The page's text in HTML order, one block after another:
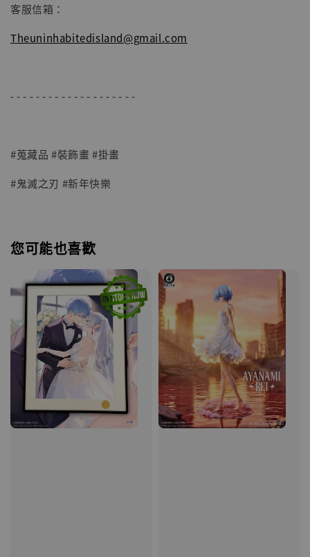
客服信箱：
Theuninhabitedisland@gmail.com
- - - - - - - - - - - - - - - - - - - -
#蒐藏品 #裝飾畫 #掛畫
#鬼滅之刃 #新年快樂
您可能也喜歡